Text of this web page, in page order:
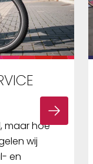
maar hoe
wij
en